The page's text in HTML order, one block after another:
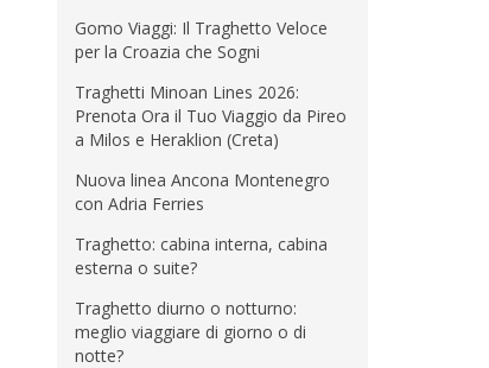
Gomo Viaggi: Il Traghetto Veloce
per la Croazia che Sogni
Traghetti Minoan Lines 2026:
Prenota Ora il Tuo Viaggio da Pireo
a Milos e Heraklion (Creta)
Nuova linea Ancona Montenegro
con Adria Ferries
Traghetto: cabina interna, cabina
esterna o suite?
Traghetto diurno o notturno:
meglio viaggiare di giorno o di
notte?